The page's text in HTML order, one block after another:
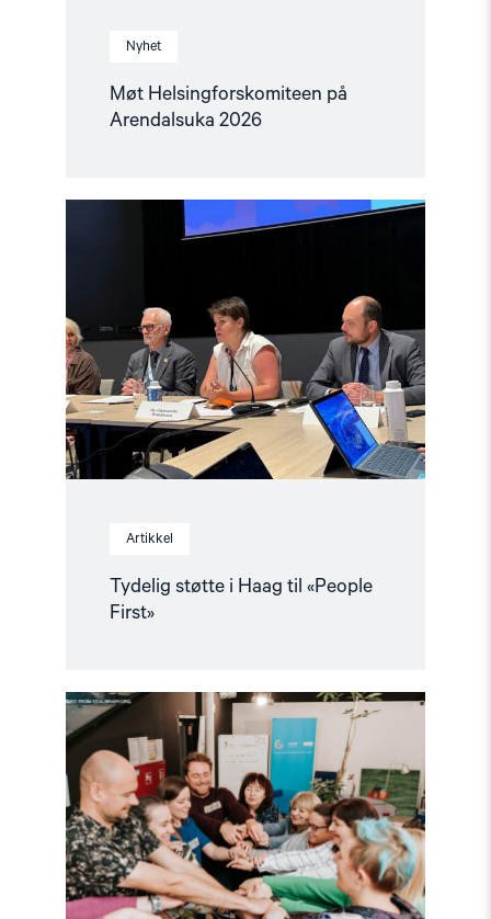
Nyhet
Møt Helsingforskomiteen på
Arendalsuka 2026
Artikkel
Tydelig støtte i Haag til «People
First»
article
Haag
til
«People
First»"
Read
article
"Helsingforskomiteen
med
nytt
oppdrag
for
EØS-
midlene
–
Styrker